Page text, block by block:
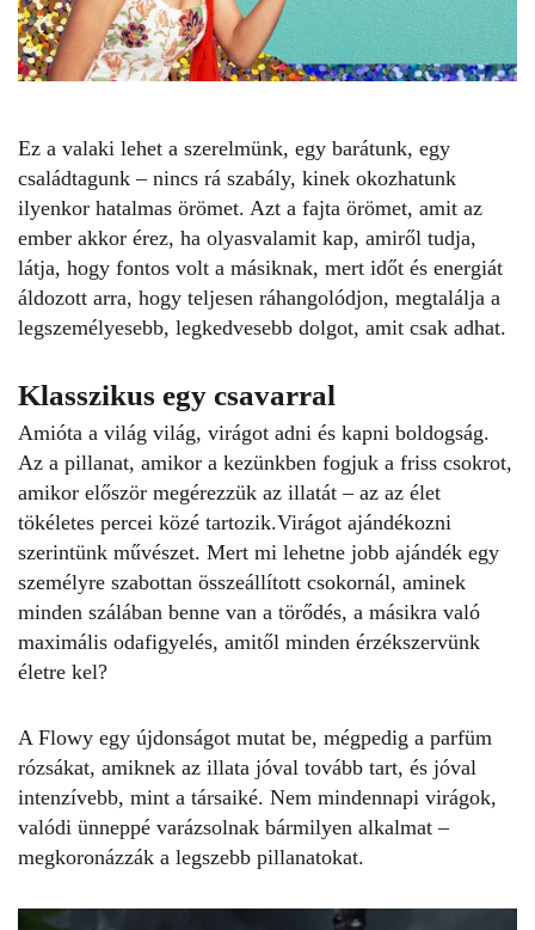
Ez a valaki lehet a szerelmünk, egy barátunk, egy
családtagunk – nincs rá szabály, kinek okozhatunk
ilyenkor hatalmas örömet. Azt a fajta örömet, amit az
ember akkor érez, ha olyasvalamit kap, amiről tudja,
látja, hogy fontos volt a másiknak, mert időt és energiát
áldozott arra, hogy teljesen ráhangolódjon, megtalálja a
legszemélyesebb, legkedvesebb dolgot, amit csak adhat.
Klasszikus egy csavarral
Amióta a világ világ, virágot adni és kapni boldogság.
Az a pillanat, amikor a kezünkben fogjuk a friss csokrot,
amikor először megérezzük az illatát – az az élet
tökéletes percei közé tartozik.Virágot ajándékozni
szerintünk művészet. Mert mi lehetne jobb ajándék egy
személyre szabottan összeállított csokornál, aminek
minden szálában benne van a törődés, a másikra való
maximális odafigyelés, amitől minden érzékszervünk
életre kel?
A Flowy egy újdonságot mutat be, mégpedig a parfüm
rózsákat, amiknek az illata jóval tovább tart, és jóval
intenzívebb, mint a társaiké. Nem mindennapi virágok,
valódi ünneppé varázsolnak bármilyen alkalmat –
megkoronázzák a legszebb pillanatokat.